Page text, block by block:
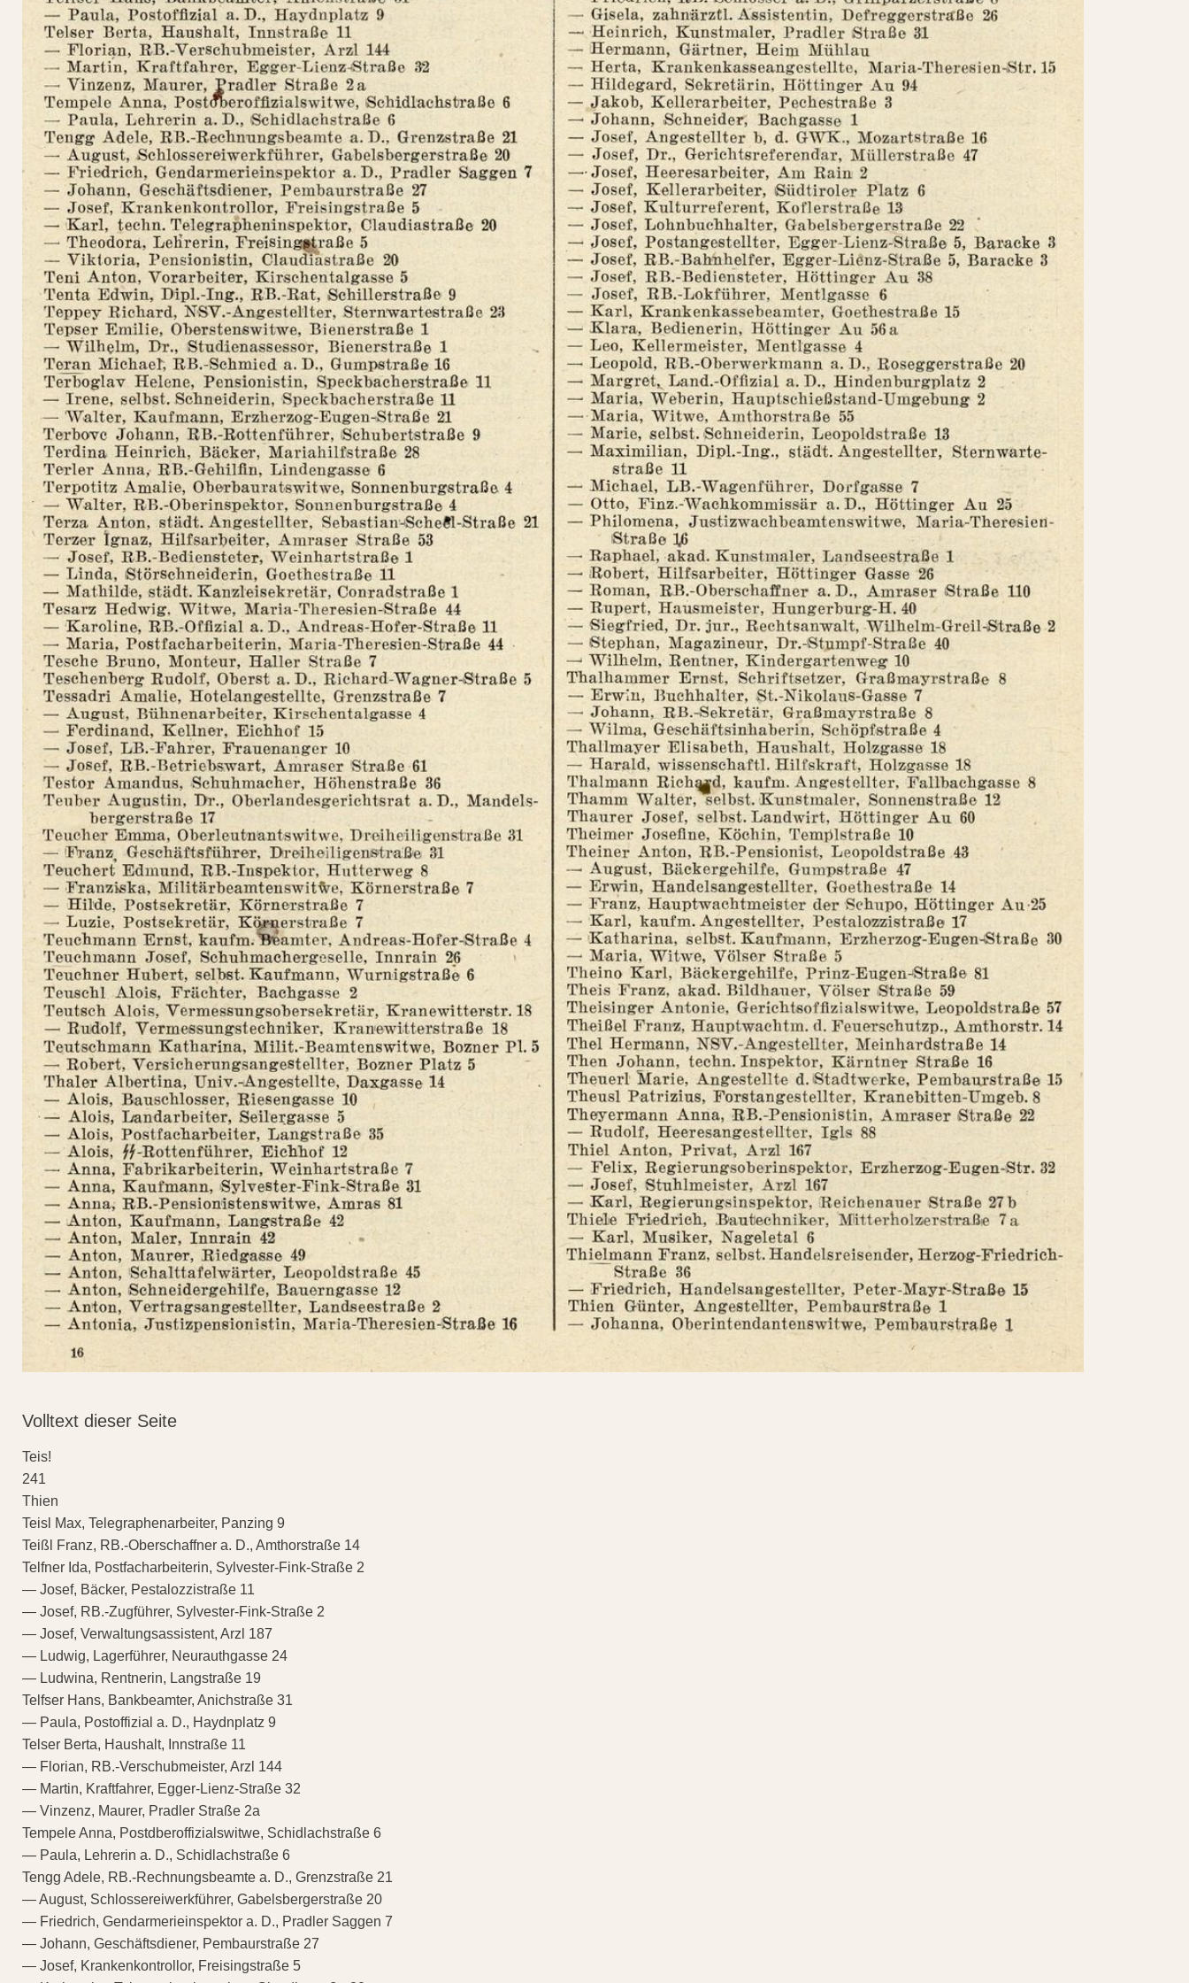
Volltext dieser Seite
Teis!
241
Thien
Teisl Max, Telegraphenarbeiter, Panzing 9
Teißl Franz, RB.-Oberschaffner a. D., Amthorstraße 14
Telfner Ida, Postfacharbeiterin, Sylvester-Fink-Straße 2
— Josef, Bäcker, Pestalozzistraße 11
— Josef, RB.-Zugführer, Sylvester-Fink-Straße 2
— Josef, Verwaltungsassistent, Arzl 187
— Ludwig, Lagerführer, Neurauthgasse 24
— Ludwina, Rentnerin, Langstraße 19
Telfser Hans, Bankbeamter, Anichstraße 31
— Paula, Postoffizial a. D., Haydnplatz 9
Telser Berta, Haushalt, Innstraße 11
— Florian, RB.-Verschubmeister, Arzl 144
— Martin, Kraftfahrer, Egger-Lienz-Straße 32
— Vinzenz, Maurer, Pradler Straße 2a
Tempele Anna, Postdberoffizialswitwe, Schidlachstraße 6
— Paula, Lehrerin a. D., Schidlachstraße 6
Tengg Adele, RB.-Rechnungsbeamte a. D., Grenzstraße 21
— August, Schlossereiwerkführer, Gabelsbergerstraße 20
— Friedrich, Gendarmerieinspektor a. D., Pradler Saggen 7
— Johann, Geschäftsdiener, Pembaurstraße 27
— Josef, Krankenkontrollor, Freisingstraße 5